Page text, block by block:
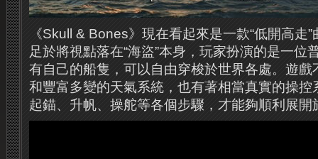
《Skull & Bones》現在看起來是一款“低開高走
足於將視點落在“海盜”本身，玩家扮演的是一位
有自己的船隻，可以自由穿梭於世界各處。遊戲
和豐富多變的天氣系統，也有著相當真實的操控
起錨、升帆、操舵等各個步驟，才能夠順利展開